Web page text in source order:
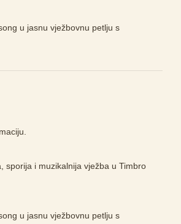
u jasnu vježbovnu petlju s
sporija i muzikalnija vježba u Timbro
u jasnu vježbovnu petlju s